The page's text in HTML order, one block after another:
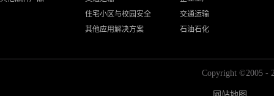
住宅小区与校园安全
其他应用解决方案
交通运输
石油石化
Copyright ©2005 -